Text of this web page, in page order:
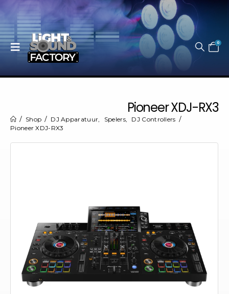
0
Pioneer XDJ-RX3
Shop DJ Apparatuur, Spelers,
DJ Controllers
Pioneer XDJ-RX3